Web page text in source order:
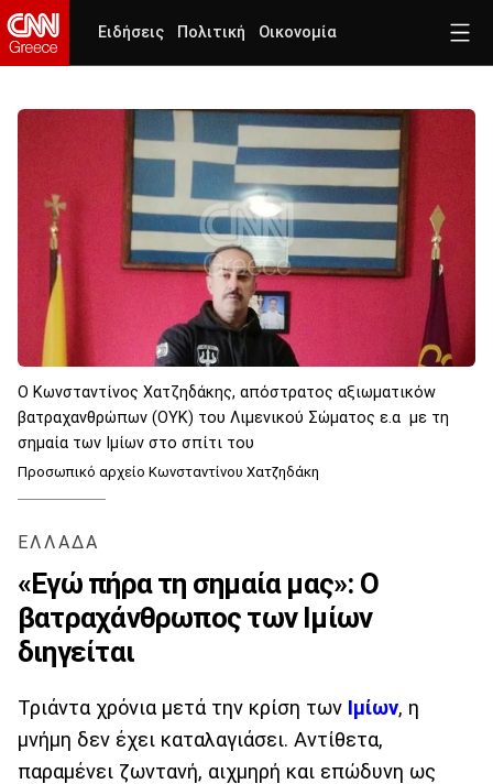
Ειδήσεις Πολιτική Οικονομία
Ο Κωνσταντίνος Χατζηδάκης, απόστρατος αξιωματικόw
βατραχανθρώπων (ΟΥΚ) του Λιμενικού Σώματος ε.α με τη
σημαία των Ιμίων στο σπίτι του
Προσωπικό αρχείο Κωνσταντίνου Χατζηδάκη
ΕΛΛΑΔΑ
«Εγώ πήρα τη σημαία μας»: Ο
βατραχάνθρωπος των Ιμίων
διηγείται
Τριάντα χρόνια μετά την κρίση των Ιμίων, η
μνήμη δεν έχει καταλαγιάσει. Αντίθετα,
παραμένει ζωντανή, αιχμηρή και επώδυνη ως